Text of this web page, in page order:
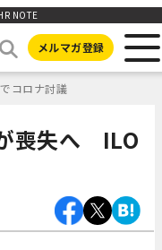
NOTE
メルマガ登録
コロナ討議
喪失へ ILO